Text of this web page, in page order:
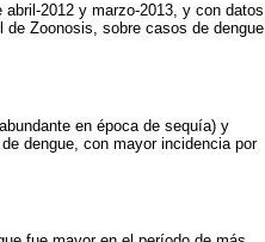
2012 y marzo-2013, y con datos
Zoonosis, sobre casos de dengue
en época de sequía) y
dengue, con mayor incidencia por